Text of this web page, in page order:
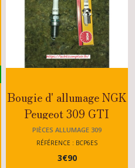
Bougie d' allumage NGK
Peugeot 309 GTI
PIÈCES ALLUMAGE 309
RÉFÉRENCE : BCP6ES
3€90